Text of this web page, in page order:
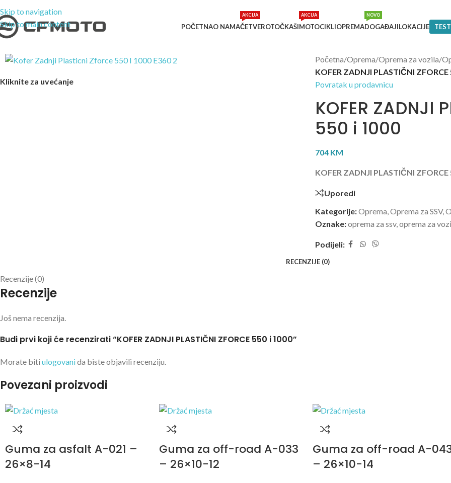
Skip to navigation
Skip to main content
POČETNAO NAMAČETVEROTOČKAŠI
AKCIJA
MOTOCIKLI
AKCIJA
OPREMADOGAĐAJI
NOVO
LOKACIJE
Kliknite za uvećanje
Početna/Oprema/Oprema za vozila/
KOFER ZADNJI PLASTIČNI ZFORCE
Povratak u prodavnicu
KOFER ZADNJI
550 i 1000
704 KM
KOFER ZADNJI PLASTIČNI
Uporedi
Kategorije:Oprema,Oprema za SSV,
Oznake:oprema za ssv,oprema za
Podijeli:
RECENZIJE (0)
Recenzije (0)
Recenzije
Još nema recenzija.
Budi prvi koji će recenzirati “KOFER ZADNJI PLASTIČNI ZFORCE 550 i 1000”
Morate biti ulogovanida biste objavili recenziju.
Povezani proizvodi
Guma za asfalt A-021 –
26×8-14
Guma za off-road A-033
– 26×10-12
Guma za off-road A-
– 26×10-14